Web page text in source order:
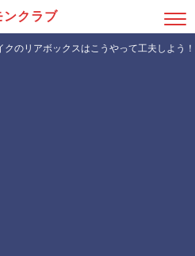
ンクラブ
のリアボックスはこうやって工夫しよう